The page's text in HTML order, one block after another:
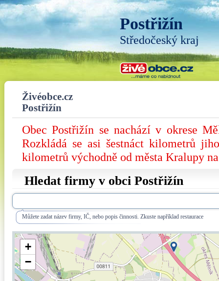
Postřižín
Středočeský kraj
Živéobce.cz
Postřižín
Obec Postřižín se nachází v okrese
Rozkládá se asi šestnáct kilometrů
kilometrů východně od města Kralupy
Hledat firmy v obci Postřižín
Můžete zadat název firmy, IČ, nebo popis činnosti. Zkuste například restaurace
+
−